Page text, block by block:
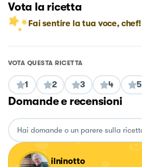
Vota la ricetta
Fai sentire la tua voce, chef!
VOTA QUESTA RICETTA
1 2 3 4 5
Domande e recensioni
ilninotto